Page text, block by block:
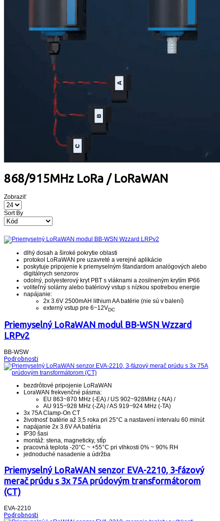
868/915MHz LoRa / LoRaWAN
Zobraziť
Sort By
dlhý dosah a široké pokrytie oblasti
protokol LoRaWAN pre uzavreté a verejné aplikácie
poskytuje pripojenie k priemyselným štandardom analógových alebo
digitálnych senzorov
odolný, polyesterový kryt PBT s vláknami a zosilneným krytím IP66
voliteľný solárny alebo batériový vstup s nízkou spotrebou energie
napájanie:
2x 3.6V 2500mAH lithium AA batérie (nie sú v balení)
externý vstup pre 6~12VDC
Priemyselný LoRaWAN modul BB-WSN Wzzard
LRPv2
BB-WSW
Podrobnosti
bezdrôtové pripojenie LoRaWAN
LoraWAN frekvenčné pásma:
EU 863~870 MHz (-EA) / US 902~928MHz (-NA) /
AU 915~928 MHz (-ZA) / AS 919~924 MHz (-TA)
3x 75A Clamp-On CT
životnosť batérie až 3,5 roka pri 25°C a nastavení intervalu 60 minút
napájanie 2x 3.6V AA batéria
IP30 šasi
montáž: stena, magneticky, stĺp
pracovná teplota -20°C ~ +55°C pri vlhkosti 0% ~ 90% RH
jednoduché nasadenie a údržba
Priemyselný LoRaWAN senzor EVA-2210, 3-fázový
merač prúdu s 3x 75A prúdovým transformátorom
(CT)
EVA-2210
Podrobnosti